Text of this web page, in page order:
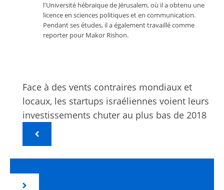
l'Université hébraïque de Jérusalem, où il a obtenu une
licence en sciences politiques et en communication.
Pendant ses études, il a également travaillé comme
reporter pour Makor Rishon.
Face à des vents contraires mondiaux et
locaux, les startups israéliennes voient leurs
investissements chuter au plus bas de 2018